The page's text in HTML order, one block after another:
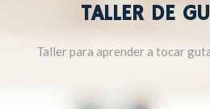
TALLER DE
Taller para aprender a tocar